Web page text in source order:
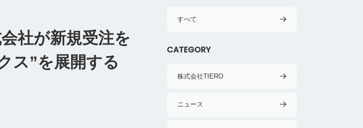
社が新規受注を
ス”を展開する
すべて
CATEGORY
株式会社TIERO
ニュース